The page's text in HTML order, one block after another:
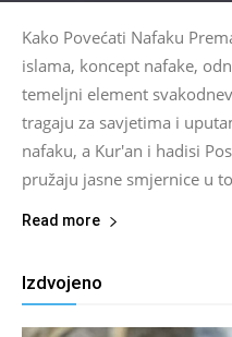
Kako Povećati Nafaku
islama, koncept nafake,
temeljni element
tragaju za savjetima i
nafaku, a Kur'an i hadisi
pružaju jasne smjernice u
Read more
Izdvojeno